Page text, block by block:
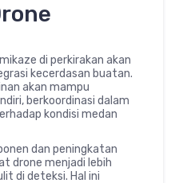
di perkirakan akan
kecerdasan buatan.
akan mampu
berkoordinasi dalam
kondisi medan
dan peningkatan
drone menjadi lebih
di deteksi. Hal ini